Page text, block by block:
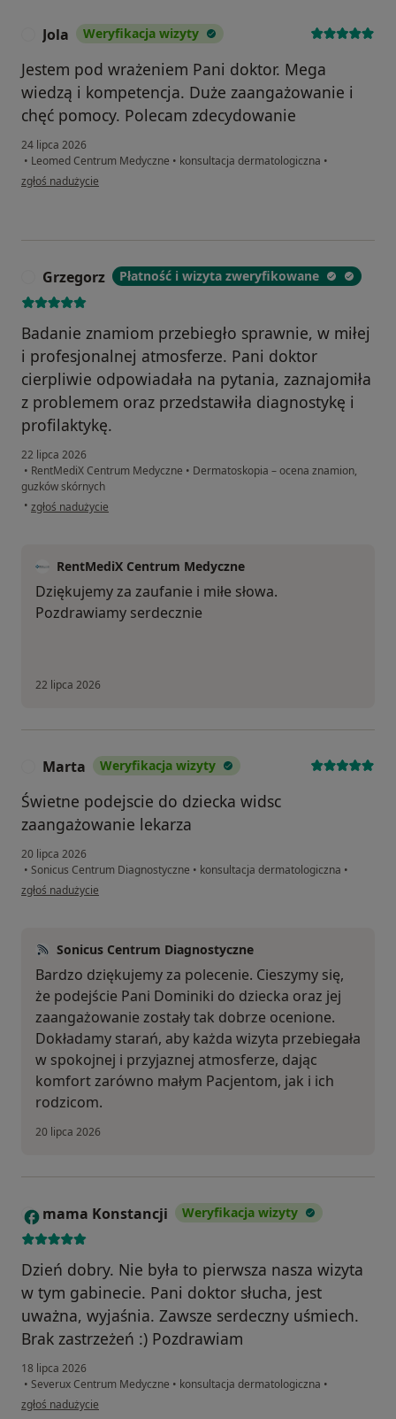
Jola Weryfikacja wizyty
Jestem pod wrażeniem Pani doktor. Mega
wiedzą i kompetencja. Duże zaangażowanie i
chęć pomocy. Polecam zdecydowanie
24 lipca 2026
• Leomed Centrum Medyczne • konsultacja dermatologiczna •
w opinii użytkownika Jola
zgłoś nadużycie
Grzegorz Płatność i wizyta zweryfikowane
Badanie znamiom przebiegło sprawnie, w miłej
i profesjonalnej atmosferze. Pani doktor
cierpliwie odpowiadała na pytania, zaznajomiła
z problemem oraz przedstawiła diagnostykę i
profilaktykę.
22 lipca 2026
• RentMediX Centrum Medyczne • Dermatoskopia – ocena znamion,
guzków skórnych
• w opinii użytkownika Grzegorz
zgłoś nadużycie
RentMediX Centrum Medyczne
Dziękujemy za zaufanie i miłe słowa.
Pozdrawiamy serdecznie
22 lipca 2026
Marta Weryfikacja wizyty
Świetne podejscie do dziecka widsc
zaangażowanie lekarza
20 lipca 2026
• Sonicus Centrum Diagnostyczne • konsultacja dermatologiczna •
w opinii użytkownika Marta
zgłoś nadużycie
Sonicus Centrum Diagnostyczne
Bardzo dziękujemy za polecenie. Cieszymy się,
że podejście Pani Dominiki do dziecka oraz jej
zaangażowanie zostały tak dobrze ocenione.
Dokładamy starań, aby każda wizyta przebiegała
w spokojnej i przyjaznej atmosferze, dając
komfort zarówno małym Pacjentom, jak i ich
rodzicom.
20 lipca 2026
M mama Konstancji Weryfikacja wizyty
Dzień dobry. Nie była to pierwsza nasza wizyta
w tym gabinecie. Pani doktor słucha, jest
uważna, wyjaśnia. Zawsze serdeczny uśmiech.
Brak zastrzeżeń :) Pozdrawiam
18 lipca 2026
• Severux Centrum Medyczne • konsultacja dermatologiczna •
w opinii użytkownika mama Konstancji
zgłoś nadużycie